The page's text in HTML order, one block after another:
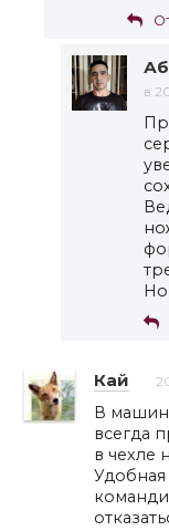
в
Но
Кай
В
всегда
в чехле
Удобная